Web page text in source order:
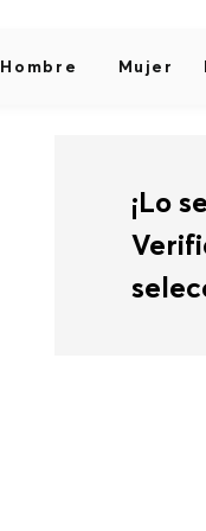
Hombre Mujer
¡Lo